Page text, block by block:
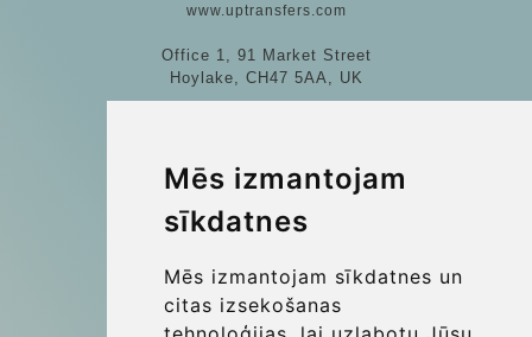
Mēs izmantojam
sīkdatnes
Mēs izmantojam sīkdatnes un
citas izsekošanas
www.uptransfers.com
Office 1, 91 Market Street
Hoylake, CH47 5AA, UK
More
Update cookies preferences